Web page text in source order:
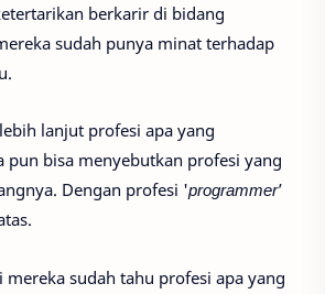
berkarir di bidang
sudah punya minat terhadap
lanjut profesi apa yang
pun bisa menyebutkan profesi yang
Dengan profesi 'programmer’
mereka sudah tahu profesi apa yang